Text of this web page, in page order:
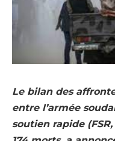
Le bilan des
entre l’armée
soutien rapide